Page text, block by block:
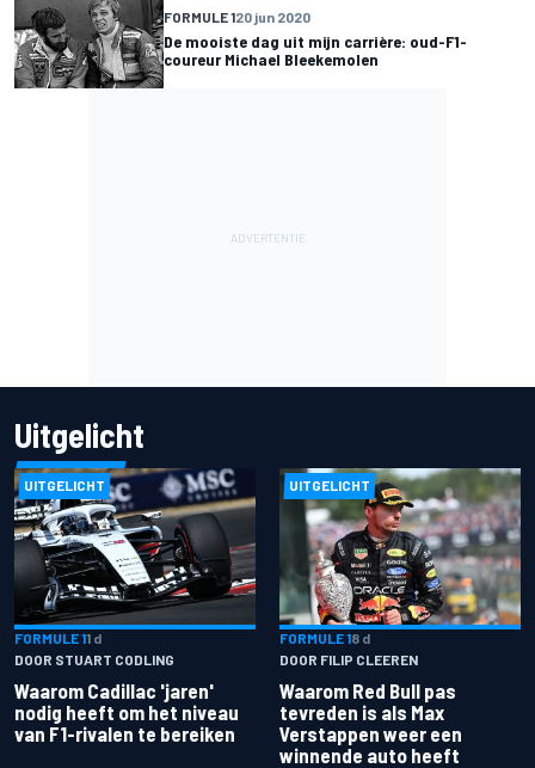
FORMULE 120 jun 2020
De mooiste dag uit mijn carrière: oud-F1-
coureur Michael Bleekemolen
Uitgelicht
UITGELICHT
FORMULE 11 d
DOOR STUART CODLING
Waarom Cadillac 'jaren'
nodig heeft om het niveau
van F1-rivalen te bereiken
UITGELICHT
FORMULE 18 d
DOOR FILIP CLEEREN
Waarom Red Bull pas
tevreden is als Max
Verstappen weer een
winnende auto heeft